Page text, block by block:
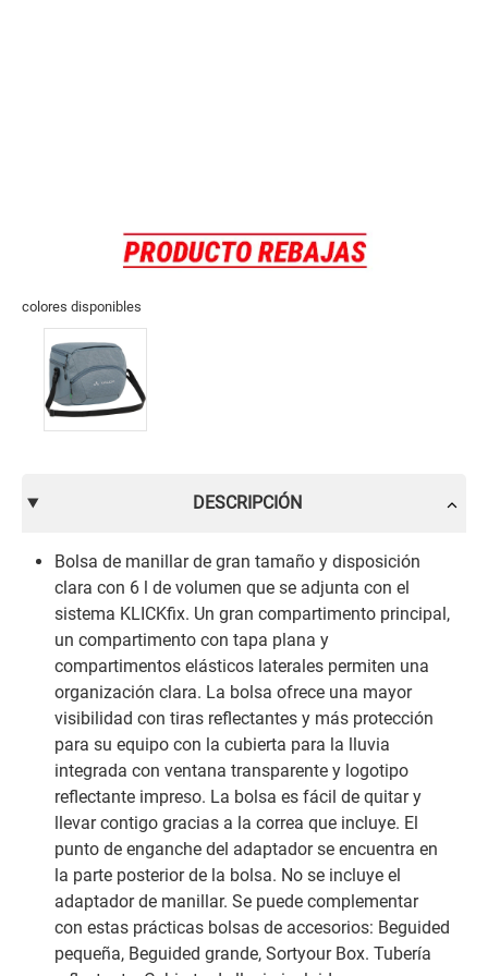
colores disponibles
DESCRIPCIÓN
Bolsa de manillar de gran tamaño y disposición
clara con 6 l de volumen que se adjunta con el
sistema KLICKfix. Un gran compartimento principal,
un compartimento con tapa plana y
compartimentos elásticos laterales permiten una
organización clara. La bolsa ofrece una mayor
visibilidad con tiras reflectantes y más protección
para su equipo con la cubierta para la lluvia
integrada con ventana transparente y logotipo
reflectante impreso. La bolsa es fácil de quitar y
llevar contigo gracias a la correa que incluye. El
punto de enganche del adaptador se encuentra en
la parte posterior de la bolsa. No se incluye el
adaptador de manillar. Se puede complementar
con estas prácticas bolsas de accesorios: Beguided
pequeña, Beguided grande, Sortyour Box. Tubería